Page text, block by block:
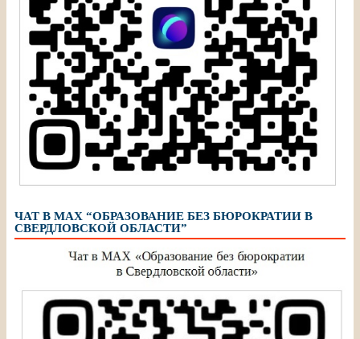
ЧАТ В МАХ “ОБРАЗОВАНИЕ БЕЗ БЮРОКРАТИИ В
СВЕРДЛОВСКОЙ ОБЛАСТИ”